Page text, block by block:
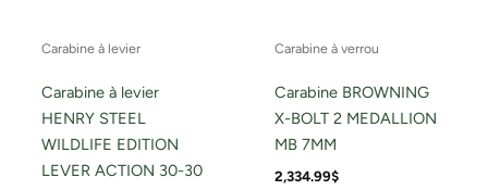
Carabine à levier
Carabine à levier
HENRY STEEL
WILDLIFE EDITION
LEVER ACTION 30-30
Carabine à verrou
Carabine BROWNING
X-BOLT 2 MEDALLION
MB 7MM
2,334.99$